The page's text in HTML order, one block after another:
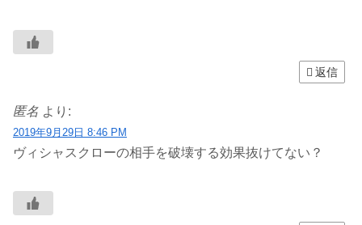
返信
匿名 より:
2019年9月29日 8:46 PM
ヴィシャスクローの相手を破壊する効果抜けてない？